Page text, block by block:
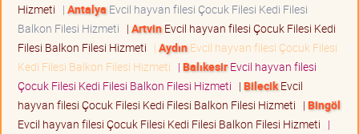
Hizmeti | Antalya Evcil hayvan filesi Çocuk Filesi Kedi Filesi
Balkon Filesi Hizmeti | ArtvinEvcil hayvan filesi Çocuk Filesi Kedi
Filesi Balkon Filesi Hizmeti | AydınEvcil hayvan filesi Çocuk Filesi
Kedi Filesi Balkon Filesi Hizmeti | BalıkesirEvcil hayvan filesi
Çocuk Filesi Kedi Filesi Balkon Filesi Hizmeti | BilecikEvcil
hayvan filesi Çocuk Filesi Kedi Filesi Balkon Filesi Hizmeti | Bingöl
Evcil hayvan filesi Çocuk Filesi Kedi Filesi Balkon Filesi Hizmeti |